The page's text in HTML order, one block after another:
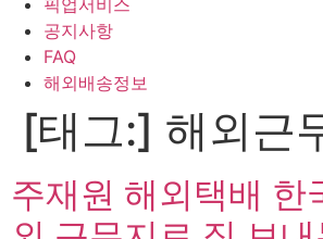
픽업서비스
공지사항
FAQ
해외배송정보
[태그:] 해외근
주재원 해외택배 한